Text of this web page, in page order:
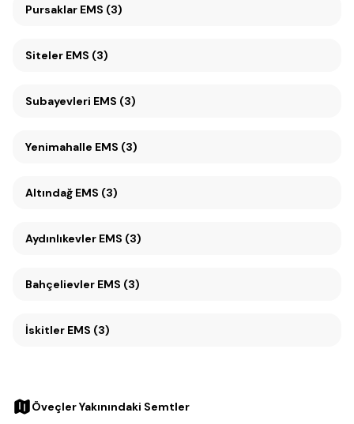
Pursaklar EMS (3)
Siteler EMS (3)
Subayevleri EMS (3)
Yenimahalle EMS (3)
Altındağ EMS (3)
Aydınlıkevler EMS (3)
Bahçelievler EMS (3)
İskitler EMS (3)
Öveçler Yakınındaki Semtler